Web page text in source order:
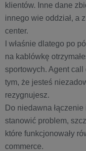
klientów. Inne dane
innego wie oddział, a
center.
I właśnie dlatego po
na kablówkę
sportowych. Agent call
tym, że jesteś
rezygnujesz.
Do niedawna
stanowić problem,
które funkcjonowały
commerce.